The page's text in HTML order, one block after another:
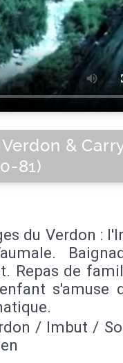
&
81)
du Verdon :
Repas de
s'amuse
/ Imbut /